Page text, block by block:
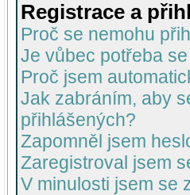
Registrace a
Proč se nemohu
Je vůbec potřeba
Proč jsem
Jak zabráním, aby
přihlášených?
Zapomněl jsem
Zaregistroval jsem
V minulosti jsem se